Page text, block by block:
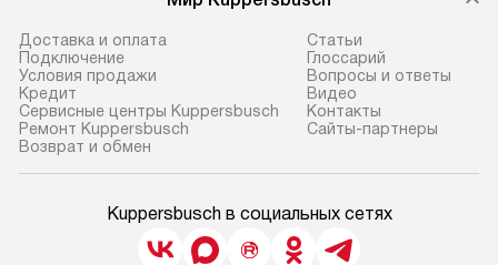
Доставка и оплата
Подключение
Условия продажи
Кредит
Сервисные центры Kuppersbusch
Ремонт Kuppersbusch
Возврат и обмен
Cтатьи
Глоссарий
Вопросы и ответы
Видео
Контакты
Сайты-партнеры
Kuppersbusch в социальных сетях